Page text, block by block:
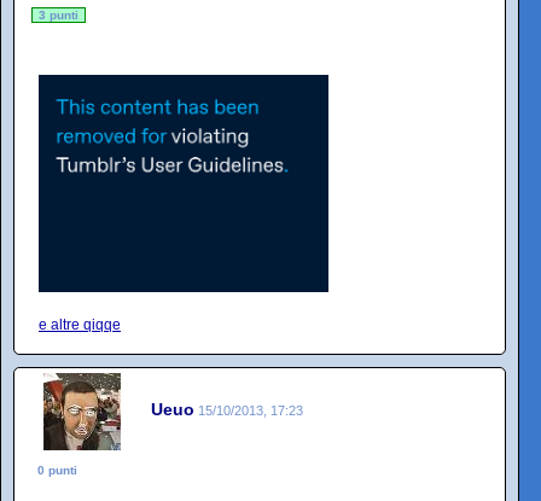
3 punti
e altre qiqqe
Ueuo 15/10/2013, 17:23
0 punti